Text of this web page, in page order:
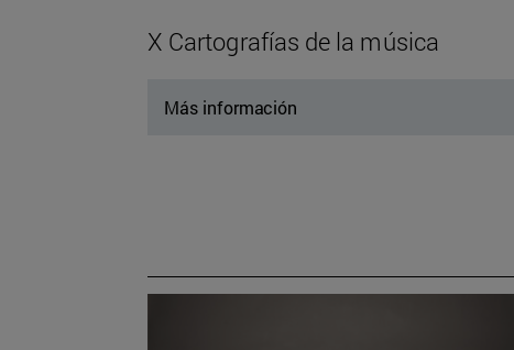
X Cartografías de la música
Más información